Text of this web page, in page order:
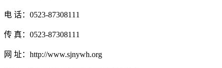
电 话：0523-87308111
传 真：0523-87308111
网 址：http://www.sjnywh.org